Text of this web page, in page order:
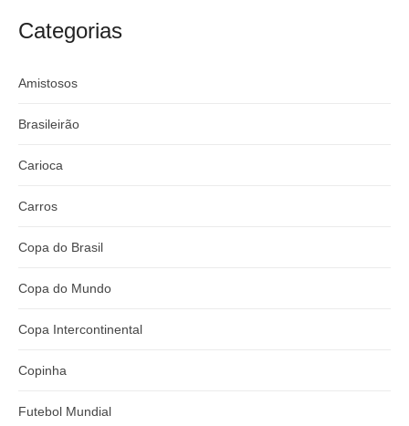
argentino
Categorias
Amistosos
Brasileirão
Carioca
Carros
Copa do Brasil
Copa do Mundo
Copa Intercontinental
Copinha
Futebol Mundial